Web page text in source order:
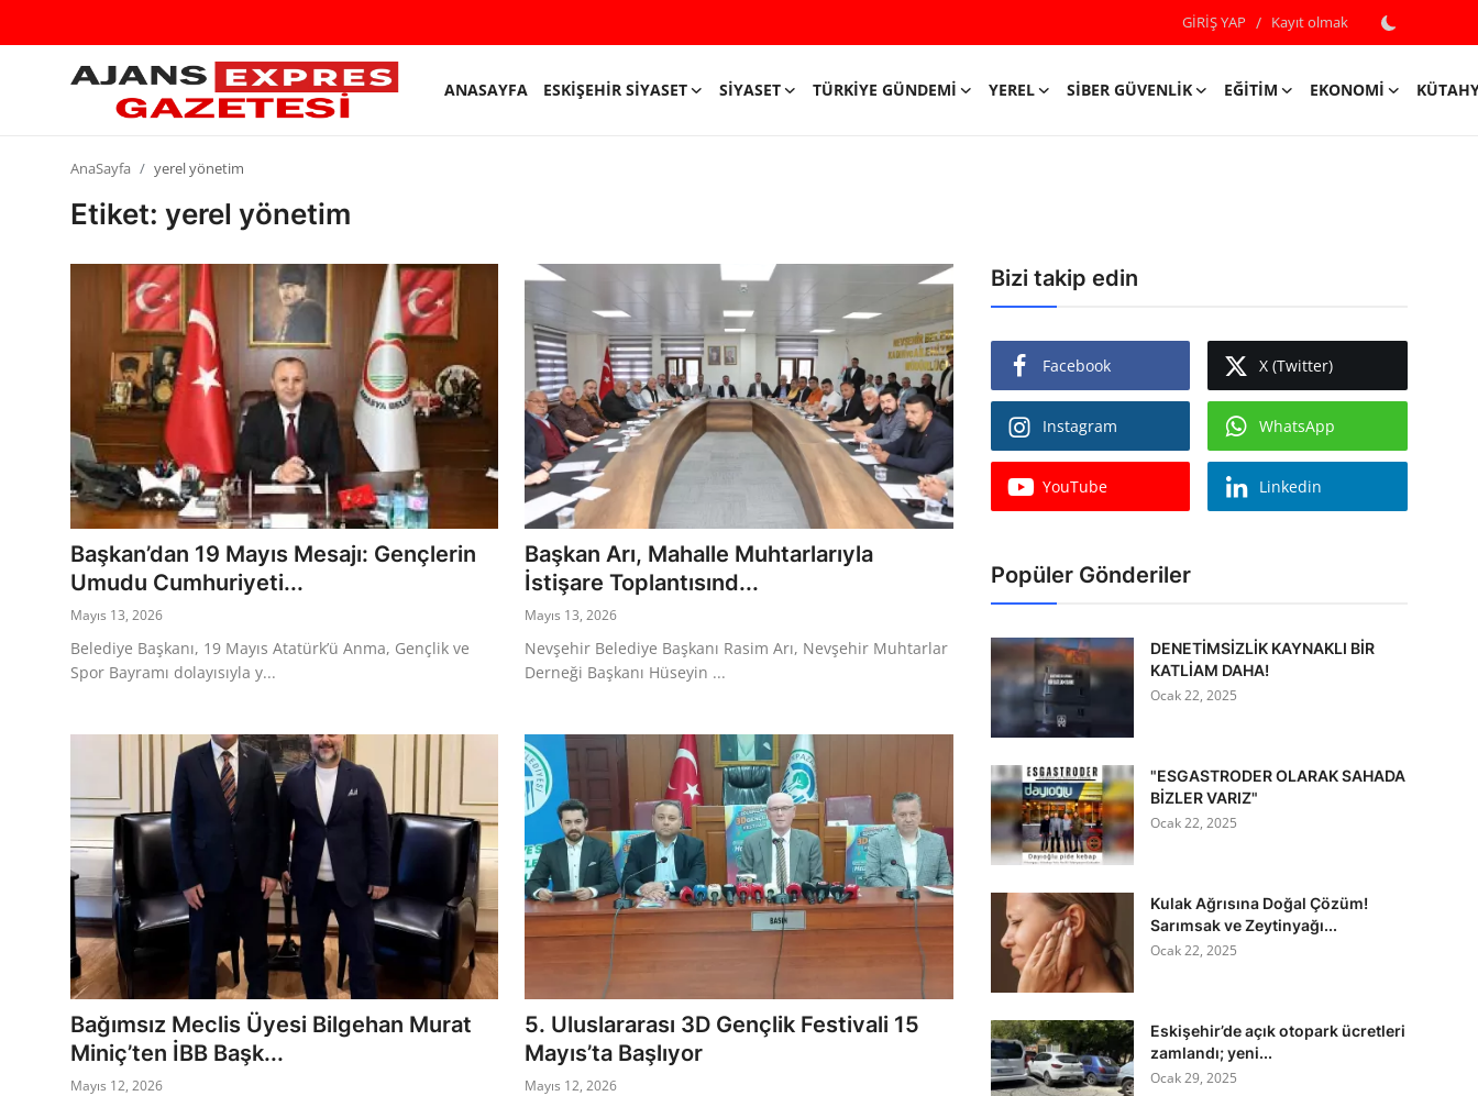
GİRİŞ YAP / Kayıt olmak
ANASAYFA ESKIŞEHIR SIYASET SIYASET TÜRKIYE GÜNDEMI YEREL SIBER GÜVENLIK EĞITIM EKONOMI
GİRİŞ
Kayıt
AnaSayfa
Türkiye Gündemi
Siber Güvenlik
Ekonomi
Kütahya
Özel Haber
TBMM Haberleri
Belediye
SON DAKİKA
Köşe Yazısı
Dernek
AnaSayfa yerel yönetim
Etiket: yerel yönetim
Başkan’dan 19 Mayıs Mesajı: Gençlerin
Umudu Cumhuriyeti...
Mayıs 13, 2026
Belediye Başkanı, 19 Mayıs Atatürk’ü Anma, Gençlik ve
Spor Bayramı dolayısıyla y...
Başkan Arı, Mahalle Muhtarlarıyla
İstişare Toplantısınd...
Mayıs 13, 2026
Nevşehir Belediye Başkanı Rasim Arı, Nevşehir Muhtarlar
Derneği Başkanı Hüseyin ...
Bağımsız Meclis Üyesi Bilgehan Murat
Miniç’ten İBB Başk...
Mayıs 12, 2026
5. Uluslararası 3D Gençlik Festivali 15
Mayıs’ta Başlıyor
Mayıs 12, 2026
Bizi takip edin
Facebook X (Twitter)
Instagram WhatsApp
YouTube Linkedin
Popüler Gönderiler
DENETİMSİZLİK KAYNAKLI BİR
KATLİAM DAHA!
Ocak 22, 2025
"ESGASTRODER OLARAK SAHADA
BİZLER VARIZ"
Ocak 22, 2025
Kulak Ağrısına Doğal Çözüm!
Sarımsak ve Zeytinyağı...
Ocak 22, 2025
Eskişehir’de açık otopark ücretleri
zamlandı; yeni...
Ocak 29, 2025